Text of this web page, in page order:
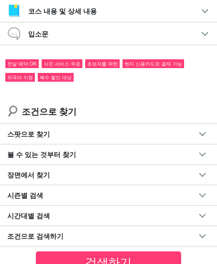
분의 수중 투어를 떠난다.
투어 중 가이드가 전용 카메라로 사진을 찍고, 그 사진 데이터를 무
료로 증정합니다.
소중한 카메라를 바다에 떨어뜨리는 등의 걱정 없이 놀 수 있다!
코스 내용 및 상세 내용
입소문
전날 예약 OK 사진 서비스 무료 초보자를 위한
현지 신용카드로 결제 가능
외국어 지원
복수 할인 대상
조건으로 찾기
스팟으로 찾기
볼 수 있는 것부터 찾기
장면에서 찾기
시즌별 검색
시간대별 검색
조건으로 검색하기